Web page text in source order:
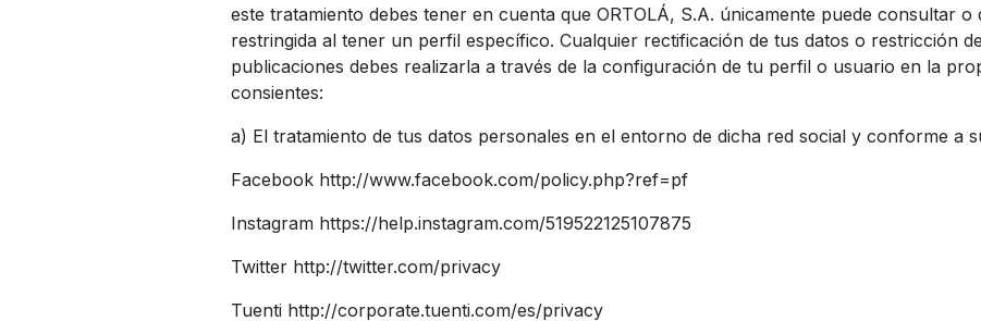
este tratamiento debes tener en cuenta que ORTOLÁ, S.A. únicamente puede consultar
restringida al tener un perfil específico. Cualquier rectificación de tus datos o restricción
publicaciones debes realizarla a través de la configuración de tu perfil o usuario en la
consientes:
a) El tratamiento de tus datos personales en el entorno de dicha red social y conforme a
Facebook http://www.facebook.com/policy.php?ref=pf
Instagram https://help.instagram.com/519522125107875
Twitter http://twitter.com/privacy
Tuenti http://corporate.tuenti.com/es/privacy